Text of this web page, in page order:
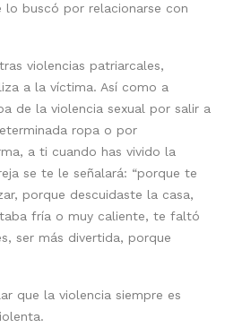
lo buscó por relacionarse con
violencias patriarcales,
a la víctima. Así como a
de la violencia sexual por salir a
ropa o por
a ti cuando has vivido la
se te le señalará: “porque te
porque descuidaste la casa,
fría o muy caliente, te faltó
ser más divertida, porque
que la violencia siempre es